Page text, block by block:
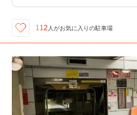
112 人がお気に入りの駐車場